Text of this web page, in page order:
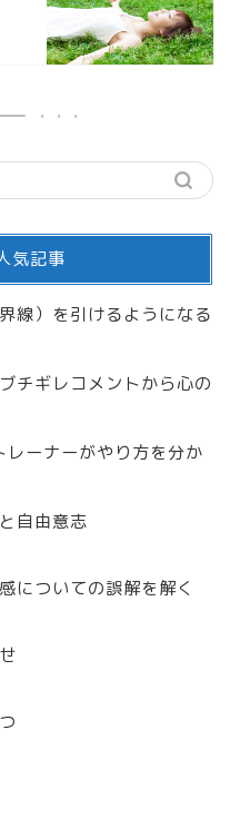
気記事
線）を引けるようになる
チギレコメントから心の
レーナーがやり方を分か
自由意志
についての誤解を解く